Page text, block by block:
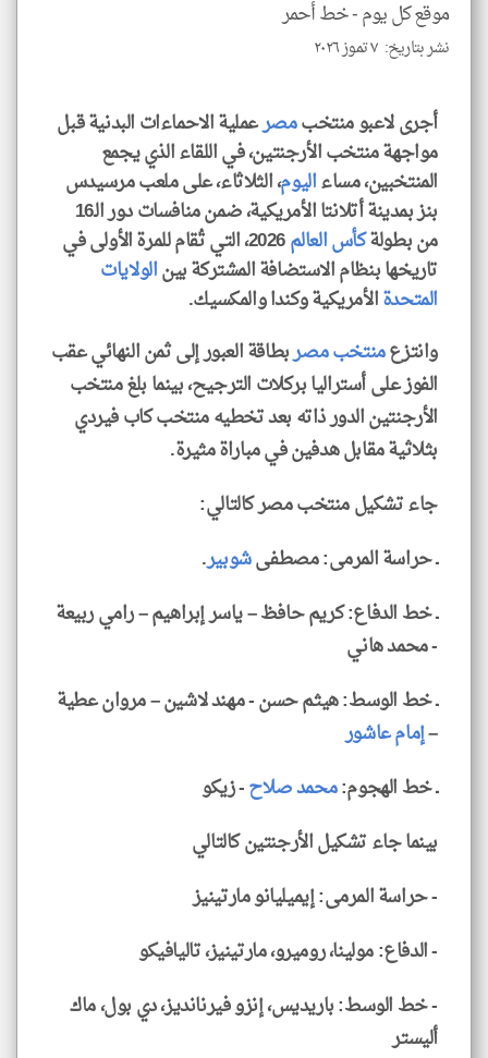
موقع كل يوم -خط أحمر
نشر بتاريخ: ٧ تموز ٢٠٢٦
أجرى لاعبو منتخبمصرعملية الاحماءات البدنية قبل
مواجهة منتخب الأرجنتين، في اللقاء الذي يجمع
المنتخبين، مساءاليوم، الثلاثاء، على ملعب مرسيدس
بنز بمدينة أتلانتا الأمريكية، ضمن منافسات دور الـ16
من بطولةكأس العالم
2026، التي تُقام للمرة الأولى في
تاريخها بنظام الاستضافة المشتركة بينالولايات
المتحدةالأمريكية وكندا والمكسيك.
وانتزعمنتخب مصربطاقة العبور إلى ثمن النهائي عقب
الفوز على أستراليا بركلات الترجيح، بينما بلغ منتخب
الأرجنتين الدور ذاته بعد تخطيه منتخب كاب فيردي
بثلاثية مقابل هدفين في مباراة مثيرة.
جاء تشكيل منتخب مصر كالتالي:
ـ حراسة المرمى: مصطفىشوبير.
ـ خط الدفاع: كريم حافظ – ياسر إبراهيم – رامي ربيعة
- محمد هاني
ـ خط الوسط: هيثم حسن - مهند لاشين – مروان عطية
–إمام عاشور
ـ خط الهجوم:محمد صلاح- زيكو
بينما جاء تشكيل الأرجنتين كالتالي
- حراسة المرمى: إيميليانو مارتينيز
- الدفاع: مولينا، روميرو، مارتينيز، تاليافيكو
- خط الوسط: باريديس، إنزو فيرنانديز، دي بول، ماك
أليستر
klyoum.com